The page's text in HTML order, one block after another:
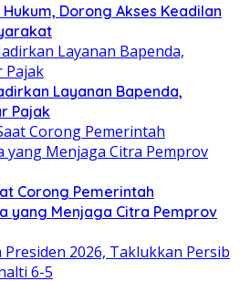
Dorong Akses Keadilan
Layanan Bapenda,
Pajak
Corong Pemerintah
yang Menjaga Citra Pemprov